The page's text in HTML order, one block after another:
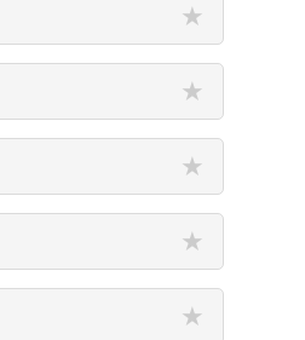
★
★
★
★
★